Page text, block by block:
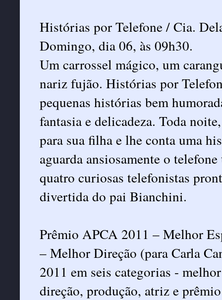
Histórias por Telefone / Cia.
Domingo, dia 06, às 09h30.
Um carrossel mágico, um
nariz fujão. Histórias por
pequenas histórias bem
fantasia e delicadeza. Toda
para sua filha e lhe conta uma
aguarda ansiosamente o
quatro curiosas telefonistas
divertida do pai Bianchini.
Prêmio APCA 2011 – Melhor
– Melhor Direção (para Carla
2011 em seis categorias -
direção, produção, atriz e